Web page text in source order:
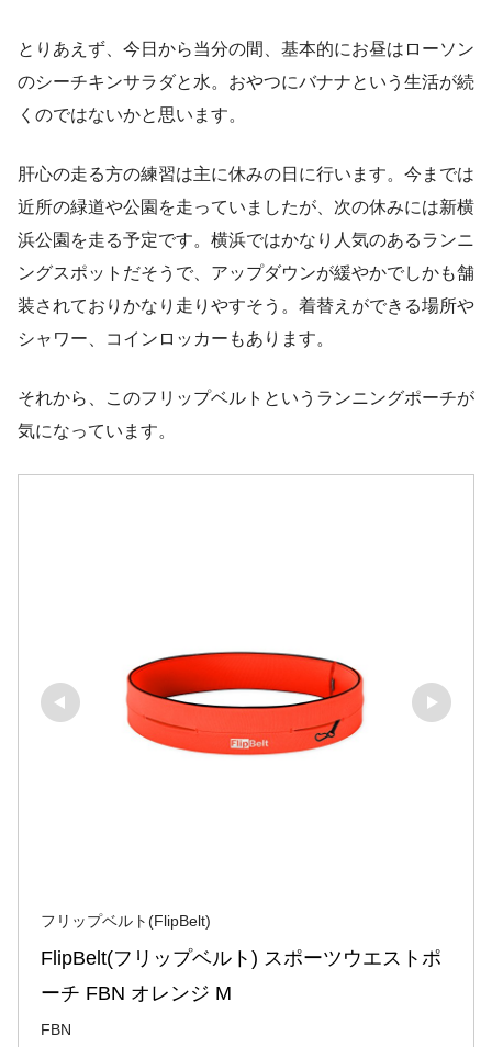
とりあえず、今日から当分の間、基本的にお昼はローソン
のシーチキンサラダと水。おやつにバナナという生活が続
くのではないかと思います。
肝心の走る方の練習は主に休みの日に行います。今までは
近所の緑道や公園を走っていましたが、次の休みには新横
浜公園を走る予定です。横浜ではかなり人気のあるランニ
ングスポットだそうで、アップダウンが緩やかでしかも舗
装されておりかなり走りやすそう。着替えができる場所や
シャワー、コインロッカーもあります。
それから、このフリップベルトというランニングポーチが
気になっています。
フリップベルト(FlipBelt)
FlipBelt(フリップベルト) スポーツウエストポ
ーチ FBN オレンジ M
FBN